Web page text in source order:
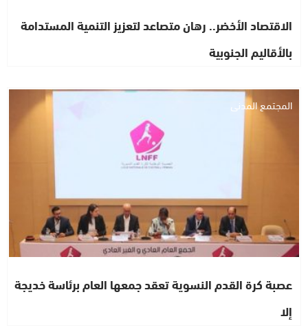
الاقتصاد الأخضر.. رهان متصاعد لتعزيز التنمية المستدامة
بالأقاليم الجنوبية
المجتمع المدني
عصبة كرة القدم النسوية تعقد جمعها العام برئاسة خديجة
إلا